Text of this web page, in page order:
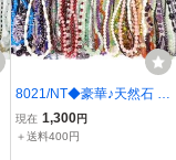
8021/NT◆豪華♪天然石 パ
ワーストーン 95点 3252
ｇ！ネックレス ブレス/
現在 1,300円
＋送料400円